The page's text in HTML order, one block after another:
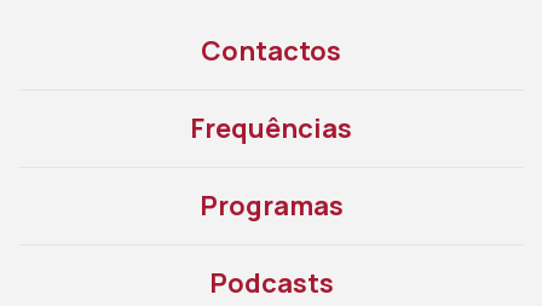
Contactos
Frequências
Programas
Podcasts